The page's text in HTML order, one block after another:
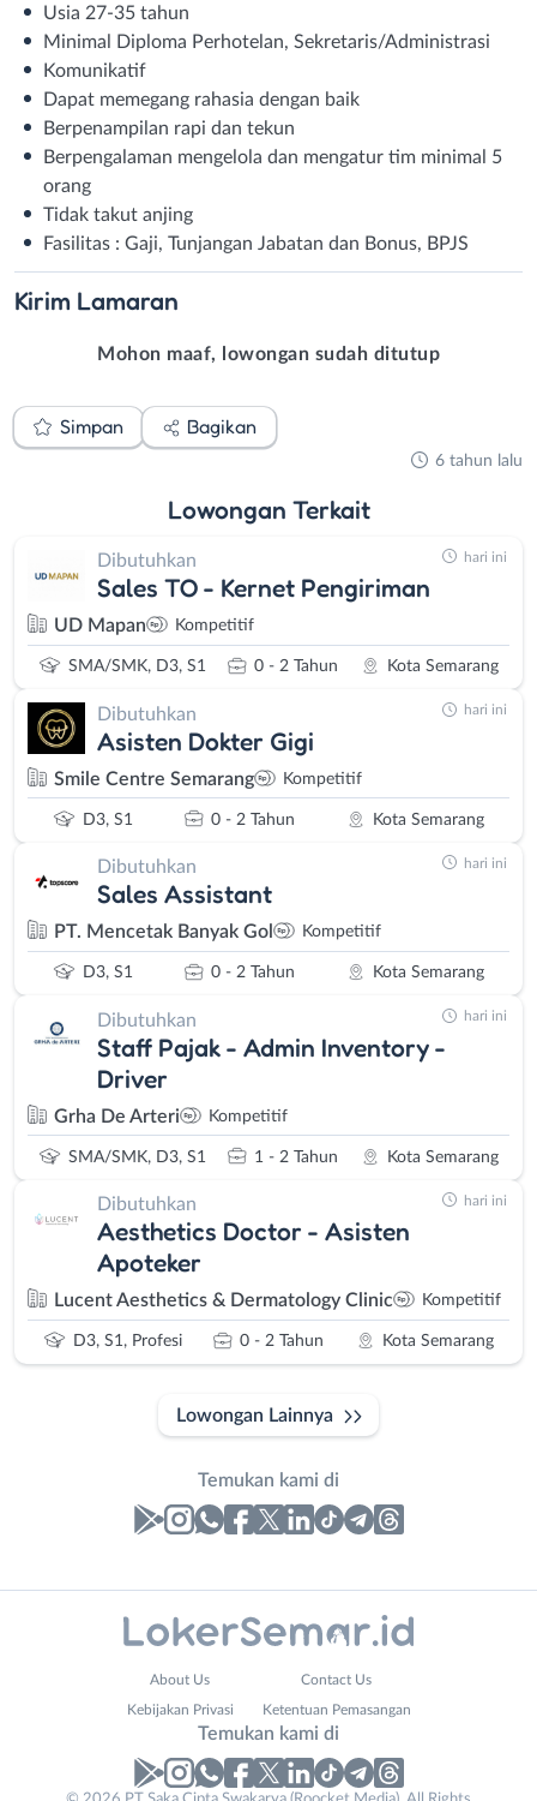
Usia 27-35 tahun
Minimal Diploma Perhotelan, Sekretaris/Administrasi
Komunikatif
Dapat memegang rahasia dengan baik
Berpenampilan rapi dan tekun
Berpengalaman mengelola dan mengatur tim minimal 5
orang
Tidak takut anjing
Fasilitas : Gaji, Tunjangan Jabatan dan Bonus, BPJS
Kirim Lamaran
Mohon maaf, lowongan sudah ditutup
Simpan Bagikan
6 tahun lalu
Lowongan Terkait
Dibutuhkan
Sales TO - Kernet Pengiriman
UD Mapan Kompetitif
SMA/SMK, D3, S1 0 - 2 Tahun Kota Semarang
hari ini
Dibutuhkan
Asisten Dokter Gigi
Smile Centre Semarang Kompetitif
D3, S1 0 - 2 Tahun Kota Semarang
hari ini
Dibutuhkan
Sales Assistant
PT. Mencetak Banyak Gol Kompetitif
D3, S1 0 - 2 Tahun Kota Semarang
hari ini
Dibutuhkan
Staff Pajak - Admin Inventory -
Driver
Grha De Arteri Kompetitif
SMA/SMK, D3, S1 1 - 2 Tahun Kota Semarang
hari ini
Dibutuhkan
Aesthetics Doctor - Asisten
Apoteker
Lucent Aesthetics & Dermatology Clinic Kompetitif
D3, S1, Profesi 0 - 2 Tahun Kota Semarang
hari ini
Lowongan Lainnya
Temukan kami di
About Us Contact Us
Kebijakan Privasi Ketentuan Pemasangan
Temukan kami di